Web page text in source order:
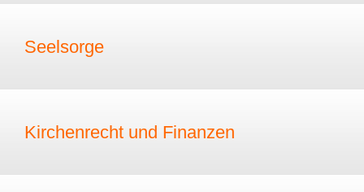
Seelsorge
Kirchenrecht und Finanzen